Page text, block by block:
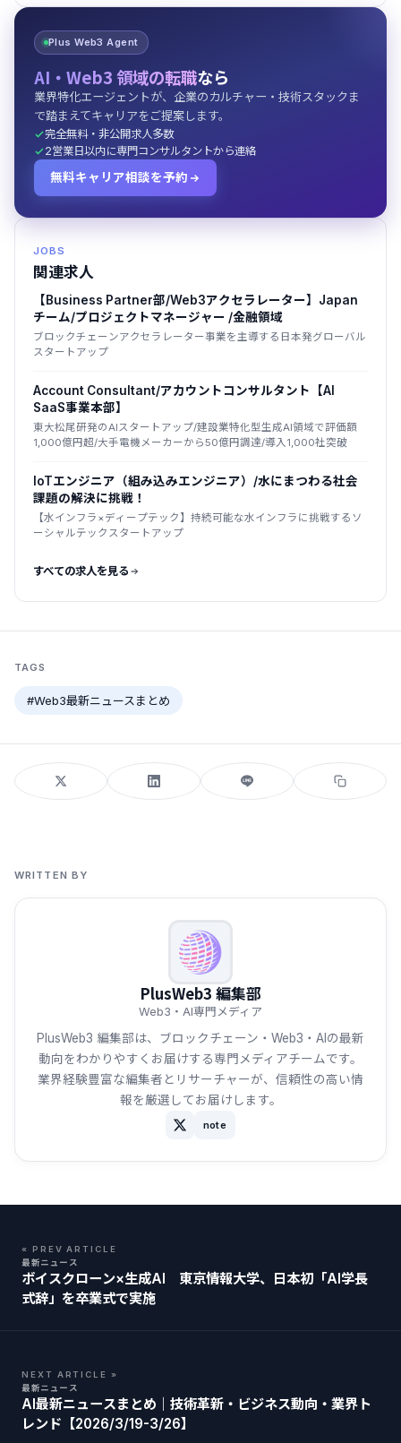
Plus Web3 Agent
AI・Web3 領域の転職なら
業界特化エージェントが、企業のカルチャー・技術スタックま
で踏まえてキャリアをご提案します。
完全無料・非公開求人多数
2営業日以内に専門コンサルタントから連絡
無料キャリア相談を予約
JOBS
関連求人
【Business Partner部/Web3アクセラレーター】Japan
チーム/プロジェクトマネージャー /金融領域
ブロックチェーンアクセラレーター事業を主導する日本発グローバル
スタートアップ
Account Consultant/アカウントコンサルタント【AI
SaaS事業本部】
東大松尾研発のAIスタートアップ/建設業特化型生成AI領域で評価額
1,000億円超/大手電機メーカーから50億円調達/導入1,000社突破
IoTエンジニア（組み込みエンジニア）/水にまつわる社会
課題の解決に挑戦！
【水インフラ×ディープテック】持続可能な水インフラに挑戦するソ
ーシャルテックスタートアップ
すべての求人を見る
TAGS
#Web3最新ニュースまとめ
WRITTEN BY
PlusWeb3 編集部
Web3・AI専門メディア
PlusWeb3 編集部は、ブロックチェーン・Web3・AIの最新
動向をわかりやすくお届けする専門メディアチームです。
業界経験豊富な編集者とリサーチャーが、信頼性の高い情
報を厳選してお届けします。
note
« PREV ARTICLE
最新ニュース
ボイスクローン×生成AI 東京情報大学、日本初「AI学長
式辞」を卒業式で実施
NEXT ARTICLE »
最新ニュース
AI最新ニュースまとめ｜技術革新・ビジネス動向・業界ト
レンド【2026/3/19-3/26】